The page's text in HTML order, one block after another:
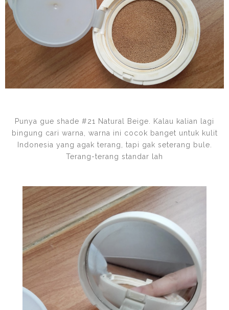
Punya gue shade #21 Natural Beige. Kalau kalian lagi
bingung cari warna, warna ini cocok banget untuk kulit
Indonesia yang agak terang, tapi gak seterang bule.
Terang-terang standar lah